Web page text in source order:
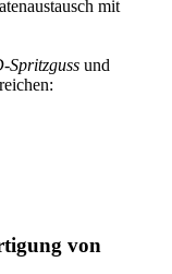
mit
Spritzguss und
von